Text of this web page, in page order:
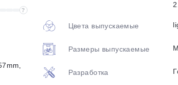
?
Цвета выпускаемые
Размеры выпускаемые
Разработка